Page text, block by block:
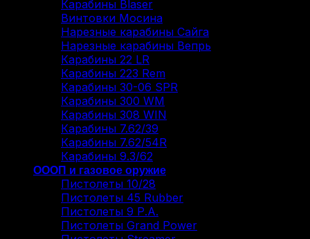
Карабины Blaser
Винтовки Мосина
Нарезные карабины Сайга
Нарезные карабины Вепрь
Карабины 22 LR
Карабины 223 Rem
Карабины 30-06 SPR
Карабины 300 WM
Карабины 308 WIN
Карабины 7.62/39
Карабины 7.62/54R
Карабины 9.3/62
ОООП и газовое оружие
Пистолеты 10/28
Пистолеты 45 Rubber
Пистолеты 9 Р.А.
Пистолеты Grand Power